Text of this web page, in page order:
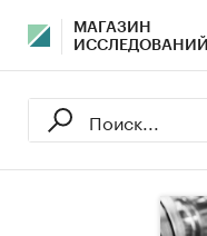
МАГАЗИН
ИССЛЕДОВАНИЙ